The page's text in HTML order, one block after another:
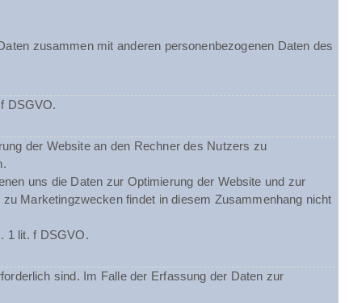
zusammen mit anderen personenbezogenen Daten des
DSGVO.
der Website an den Rechner des Nutzers zu
uns die Daten zur Optimierung der Website und zur
Marketingzwecken findet in diesem Zusammenhang nicht
1 lit. f DSGVO.
sind. Im Falle der Erfassung der Daten zur